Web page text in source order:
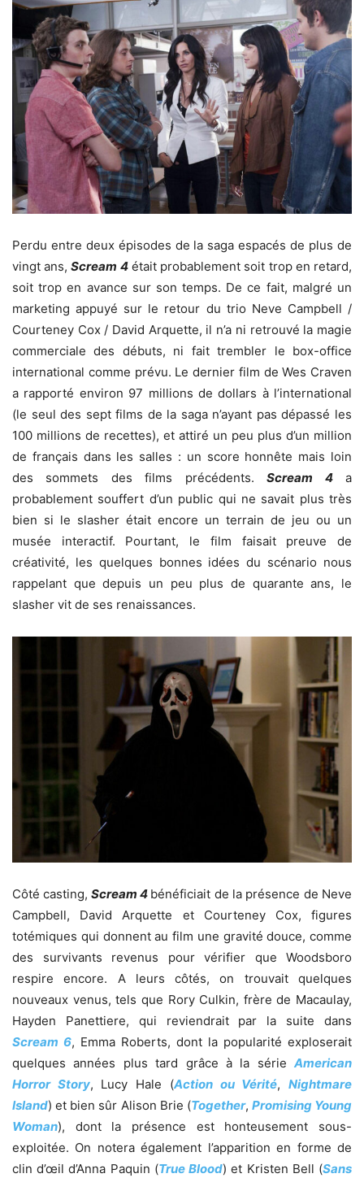
Perdu entre deux épisodes de la saga espacés de plus de
vingt ans,Scream 4était probablement soit trop en retard,
soit trop en avance sur son temps. De ce fait, malgré un
marketing appuyé sur le retour du trio Neve Campbell /
Courteney Cox / David Arquette, il n’a ni retrouvé la magie
commerciale des débuts, ni fait trembler le box-office
international comme prévu. Le dernier film de Wes Craven
a rapporté environ 97 millions de dollars à l’international
(le seul des sept films de la saga n’ayant pas dépassé les
100 millions de recettes), et attiré un peu plus d’un million
de français dans les salles : un score honnête mais loin
des sommets des films précédents.Scream 4a
probablement souffert d’un public qui ne savait plus très
bien si le slasher était encore un terrain de jeu ou un
musée interactif. Pourtant, le film faisait preuve de
créativité, les quelques bonnes idées du scénario nous
rappelant que depuis un peu plus de quarante ans, le
slasher vit de ses renaissances.
Côté casting, Scream 4 bénéficiait de la présence de Neve
Campbell, David Arquette et Courteney Cox, figures
totémiques qui donnent au film une gravité douce, comme
des survivants revenus pour vérifier que Woodsboro
respire encore. A leurs côtés, on trouvait quelques
nouveaux venus, tels que Rory Culkin, frère de Macaulay,
Hayden Panettiere, qui reviendrait par la suite dans
Scream 6, Emma Roberts, dont la popularité exploserait
quelques années plus tard grâce à la série American
Horror Story, Lucy Hale (Action ou Vérité,Nightmare
Island) et bien sûr Alison Brie (Together, Promising Young
Woman), dont la présence est honteusement sous-
exploitée. On notera également l’apparition en forme de
clin d’œil d’Anna Paquin (True Blood) et Kristen Bell (Sans